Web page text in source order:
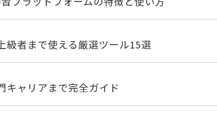
級者まで使える厳選ツール15選
キャリアまで完全ガイド